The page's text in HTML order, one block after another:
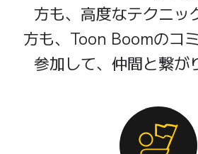
方も、 高度なテクニッ
方も、 Toon Boomのコ
参加して、 仲間と繋が